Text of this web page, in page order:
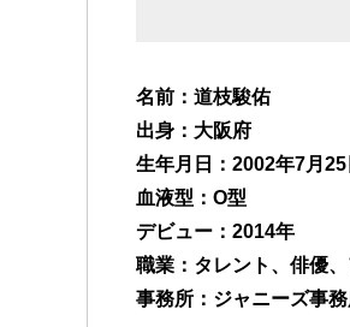
名前：道枝駿佑
出身：大阪府
生年月日：2002年7月25
血液型：O型
デビュー：2014年
職業：タレント、俳優
事務所：ジャニーズ事